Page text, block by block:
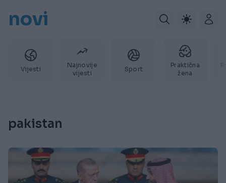
novi
Vijesti
Najnovije
vijesti
Sport
Praktična
žena
pakistan